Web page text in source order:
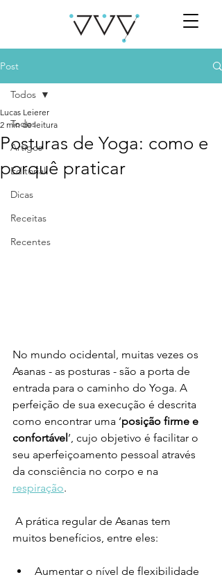
Post
Todos
Artigos
Editorial
Dicas
Receitas
Recentes
Todos
Posturas de Yoga: como e
porquê praticar
Lucas Leierer
2 min de leitura
No mundo ocidental, muitas vezes os
Asanas - as posturas - são a porta de
entrada para o caminho do Yoga. A
perfeição de sua execução é descrita
como encontrar uma ‘posição firme e
confortável’, cujo objetivo é facilitar o
seu aperfeiçoamento pessoal através
da consciência no corpo e na
respiração.
muitos benefícios, entre eles:
Aumentar o nível de flexibilidade